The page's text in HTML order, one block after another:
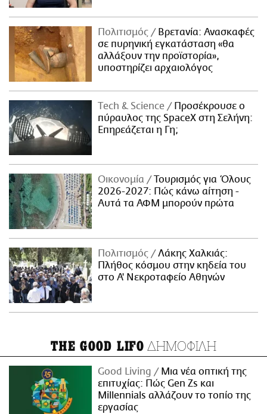
Πολιτισμός
Βρετανία: Ανασκαφές
σε πυρηνική εγκατάσταση «θα
αλλάξουν την προϊστορία»,
υποστηρίζει αρχαιολόγος
Τech & Science
Προσέκρουσε ο
πύραυλος της SpaceX στη Σελήνη:
Επηρεάζεται η Γη;
Οικονομία
Τουρισμός για Όλους
2026-2027: Πώς κάνω αίτηση -
Αυτά τα ΑΦΜ μπορούν πρώτα
Πολιτισμός
Λάκης Χαλκιάς:
Πλήθος κόσμου στην κηδεία του
στο Α' Νεκροταφείο Αθηνών
THE GOOD LIFO ΔΗΜΟΦΙΛΗ
Good Living
Μια νέα οπτική της
επιτυχίας: Πώς Gen Zs και
Millennials αλλάζουν το τοπίο της
εργασίας